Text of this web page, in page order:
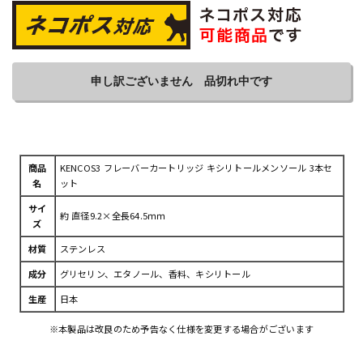
申し訳ございません 品切れ中です
商品
名
KENCOS3 フレーバーカートリッジ キシリトールメンソール 3本セ
ット
サイ
ズ
約 直径9.2×全長64.5ｍｍ
材質
ステンレス
成分
グリセリン、エタノール、香料、キシリトール
生産
日本
※本製品は改良のため予告なく仕様を変更する場合がございます